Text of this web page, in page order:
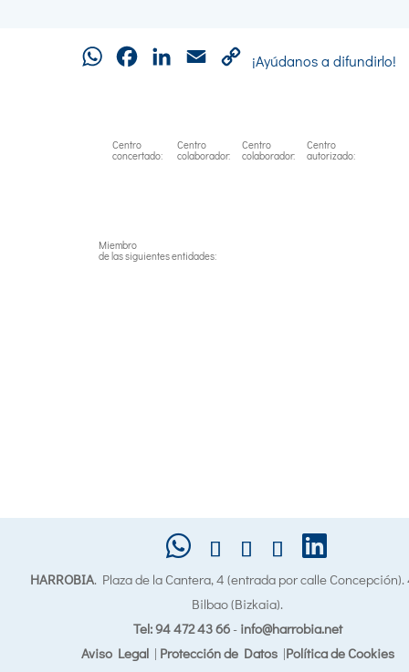
WhatsAppFacebookLinkedInEmail
Copy
¡Ayúdanos a difundirlo!
Centro
concertado:
Centro
colaborador:
Centro
colaborador:
Centro
autorizado:
Miembro
de las siguientes entidades:
HARROBIA. Plaza de la Cantera, 4 (entrada por calle
Bilbao (Bizkaia).
Tel: 94 472 43 66- info@harrobia.net
Aviso Legal| Protección de Datos|Política de Cookies